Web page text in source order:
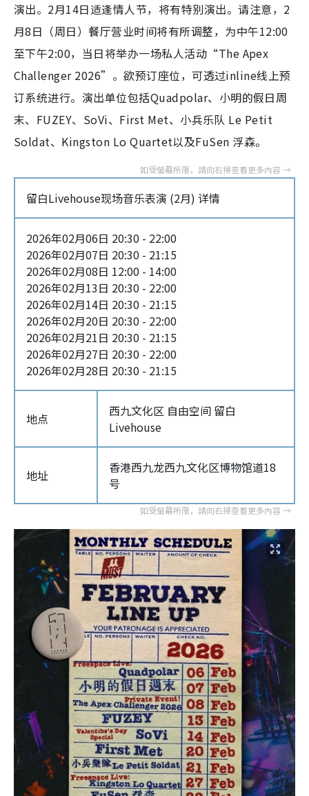
演出。2月14日适逢情人节，将有特别演出。请注意，2
月8日（周日）餐厅营业时间将有所调整，为中午12:00
至下午2:00，当日将举办一场私人活动“The Apex
Challenger 2026”。欲预订座位，可透过inline线上预
订系统进行。演出单位包括Quadpolar、小明的假日周
末、FUZEY、SoVi、First Met、小兵乐队 Le Petit
Soldat、Kingston Lo Quartet以及FuSen 浮森。
留白Livehouse现场音乐表演 (2月) 详情
2026年02月06日 20:30 - 22:00
2026年02月07日 20:30 - 21:15
2026年02月08日 12:00 - 14:00
2026年02月13日 20:30 - 22:00
2026年02月14日 20:30 - 21:15
2026年02月20日 20:30 - 22:00
2026年02月21日 20:30 - 21:15
2026年02月27日 20:30 - 22:00
2026年02月28日 20:30 - 21:15
地点
西九文化区 自由空间 留白
Livehouse
地址
香港西九龙西九文化区博物馆道18
号